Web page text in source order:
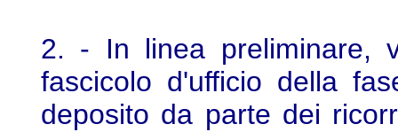
2. - In linea preliminare,
fascicolo d'ufficio della
deposito da parte dei